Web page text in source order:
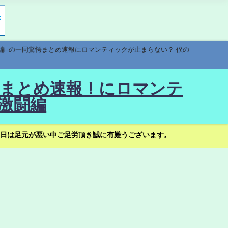
の一同驚愕まとめ速報にロマンティックが止まらない？-僕の
とめ速報！にロマンテ
闘編
足元が悪い中ご足労頂き誠に有難うございます。